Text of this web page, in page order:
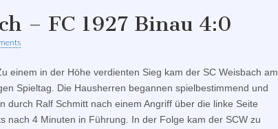
– FC 1927 Binau 4:0
einem in der Höhe verdienten Sieg kam der SC Weisbach am
Spieltag. Die Hausherren begannen spielbestimmend und
durch Ralf Schmitt nach einem Angriff über die linke Seite
nach 4 Minuten in Führung. In der Folge kam der SCW zu